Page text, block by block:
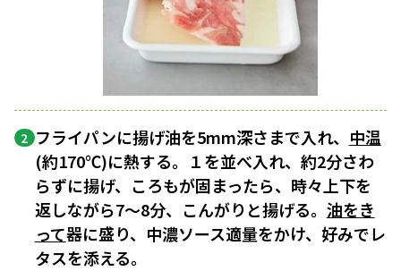
2 フライパンに揚げ油を5mm深さまで入れ、 中温
(約170℃)に熱する。１を並べ入れ、約2分さわ
らずに揚げ、ころもが固まったら、時々上下を
返しながら7～8分、こんがりと揚げる。 油をき
って器に盛り、中濃ソース適量をかけ、好みでレ
タスを添える。